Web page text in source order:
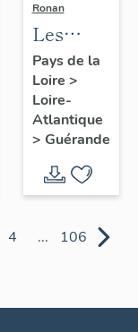
Ronan
Les
blockhaus
de
Guérande
Pays de la
Loire >
Loire-
Atlantique
> Guérande
4 ... 106